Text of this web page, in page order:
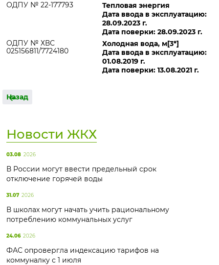
ОДПУ № 22-177793
Тепловая энергия
Дата ввода в эксплуатацию:
28.09.2023 г.
Дата поверки: 28.09.2023 г.
ОДПУ № ХВС
025156811/7724180
Холодная вода, м[3*]
Дата ввода в эксплуатацию:
01.08.2019 г.
Дата поверки: 13.08.2021 г.
Назад
Новости ЖКХ
03.08 2026
В России могут ввести предельный срок
отключение горячей воды
31.07 2026
В школах могут начать учить рациональному
потреблению коммунальных услуг
24.06 2026
ФАС опровергла индексацию тарифов на
коммуналку с 1 июля